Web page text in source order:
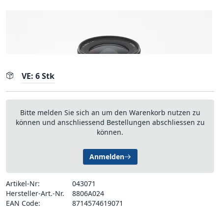
VE: 6 Stk
Bitte melden Sie sich an um den Warenkorb nutzen zu
können und anschliessend Bestellungen abschliessen zu
können.
Anmelden
Artikel-Nr:
043071
Hersteller-Art.-Nr.
8806A024
EAN Code:
8714574619071